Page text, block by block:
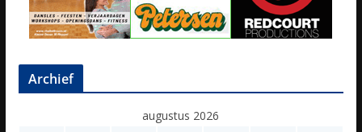
Archief
augustus 2026